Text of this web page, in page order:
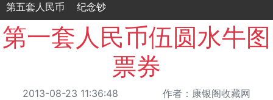
第五套人民币 纪念钞
第一套人民币伍圆水牛图
票券
2013-08-23 11:36:48 作者：康银阁收藏网